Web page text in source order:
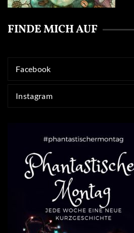
FINDE MICH AUF
Facebook
Instagram